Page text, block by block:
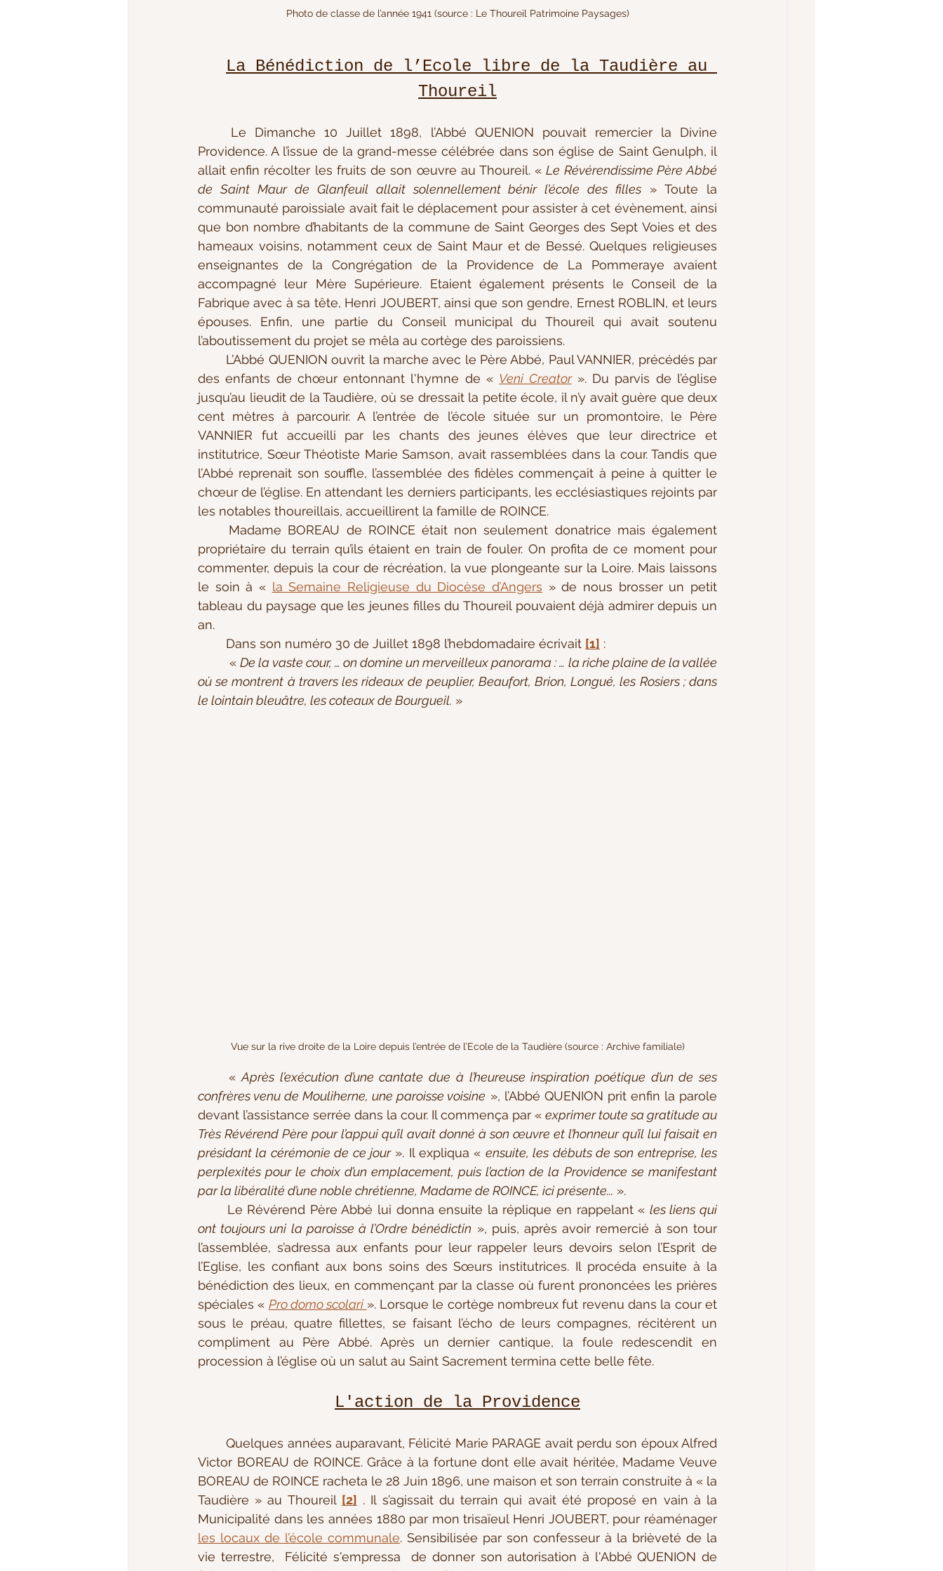
Photo de classe de l’année 1941 (source : Le Thoureil Patrimoine Paysages)
La Bénédiction de l’Ecole libre de la Taudière au
Thoureil
Providence. A l’issue de la grand-messe célébrée dans son église de Saint Genulph, il
allait enfin récolter les fruits de son œuvre au Thoureil. « Le Révérendissime Père Abbé
de Saint Maur de Glanfeuil allait solennellement bénir l’école des filles » Toute la
communauté paroissiale avait fait le déplacement pour assister à cet évènement, ainsi
que bon nombre d’habitants de la commune de Saint Georges des Sept Voies et des
hameaux voisins, notamment ceux de Saint Maur et de Bessé. Quelques religieuses
enseignantes de la Congrégation de la Providence de La Pommeraye avaient
accompagné leur Mère Supérieure. Etaient également présents le Conseil de la
Fabrique avec à sa tête, Henri JOUBERT, ainsi que son gendre, Ernest ROBLIN, et leurs
épouses. Enfin, une partie du Conseil municipal du Thoureil qui avait soutenu
l’aboutissement du projet se mêla au cortège des paroissiens.
des enfants de chœur entonnant l'hymne de « Veni Creator ». Du parvis de l’église
jusqu’au lieudit de la Taudière, où se dressait la petite école, il n’y avait guère que deux
cent mètres à parcourir. A l’entrée de l’école située sur un promontoire, le Père
VANNIER fut accueilli par les chants des jeunes élèves que leur directrice et
institutrice, Sœur Théotiste Marie Samson, avait rassemblées dans la cour. Tandis que
l’Abbé reprenait son souffle, l’assemblée des fidèles commençait à peine à quitter le
chœur de l’église. En attendant les derniers participants, les ecclésiastiques rejoints par
les notables thoureillais, accueillirent la famille de ROINCE.
propriétaire du terrain qu’ils étaient en train de fouler. On profita de ce moment pour
commenter, depuis la cour de récréation, la vue plongeante sur la Loire. Mais laissons
le soin à « la Semaine Religieuse du Diocèse d’Angers » de nous brosser un petit
tableau du paysage que les jeunes filles du Thoureil pouvaient déjà admirer depuis un
an.
	Dans son numéro 30 de Juillet 1898 l’hebdomadaire écrivait
[1] :
	 «
De la vaste cour, … on domine un merveilleux panorama : … la riche plaine de la vallée
où se montrent à travers les rideaux de peuplier, Beaufort, Brion, Longué, les Rosiers ; dans
le lointain bleuâtre, les coteaux de Bourgueil. »
Vue sur la rive droite de la Loire depuis l’entrée de l’Ecole de la Taudière (source : Archive familiale)
	«
Après l’exécution d’une cantate due à l’heureuse inspiration poétique d’un de ses
confrères venu de Mouliherne, une paroisse voisine », l’Abbé QUENION prit enfin la parole
devant l’assistance serrée dans la cour. Il commença par « exprimer toute sa gratitude au
Très Révérend Père pour l’appui qu’il avait donné à son œuvre et l’honneur qu’il lui faisait en
présidant la cérémonie de ce jour ». Il expliqua « ensuite, les débuts de son entreprise, les
perplexités pour le choix d’un emplacement, puis l’action de la Providence se manifestant
par la libéralité d’une noble chrétienne, Madame de ROINCE, ici présente... ».
	Le Révérend Père Abbé lui donna ensuite la réplique en rappelant «
les liens qui
ont toujours uni la paroisse à l’Ordre bénédictin », puis, après avoir remercié à son tour
l’assemblée, s’adressa aux enfants pour leur rappeler leurs devoirs selon l’Esprit de
l’Eglise, les confiant aux bons soins des Sœurs institutrices. Il procéda ensuite à la
bénédiction des lieux, en commençant par la classe où furent prononcées les prières
spéciales « Pro domo scolari ». Lorsque le cortège nombreux fut revenu dans la cour et
sous le préau, quatre fillettes, se faisant l’écho de leurs compagnes, récitèrent un
compliment au Père Abbé. Après un dernier cantique, la foule redescendit en
procession à l’église où un salut au Saint Sacrement termina cette belle fête.
L'action de la Providence
	Quelques années auparavant, Félicité Marie PARAGE avait perdu son époux Alfred
Victor BOREAU de ROINCE. Grâce à la fortune dont elle avait héritée, Madame Veuve
BOREAU de ROINCE racheta le 28 Juin 1896, une maison et son terrain construite à « la
Taudière » au Thoureil [2] . Il s’agissait du terrain qui avait été proposé en vain à la
les locaux de l’école communale. Sensibilisée par son confesseur à la brièveté de la
vie terrestre,  Félicité s'empressa  de donner son autorisation à l'Abbé QUENION de